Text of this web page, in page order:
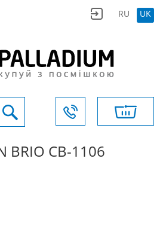
RU UK
BRIO СВ-1106